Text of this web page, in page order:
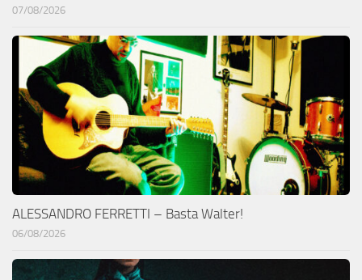
07/08/2026
ALESSANDRO FERRETTI – Basta Walter!
06/08/2026